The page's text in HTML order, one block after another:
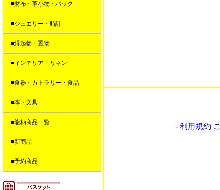
■財布・革小物・バック
■ジュエリー・時計
■縁起物・置物
■インテリア・リネン
■食器・カトラリー・食品
■本・文具
■龍柄商品一覧
■新商品
■予約商品
- 利用規約